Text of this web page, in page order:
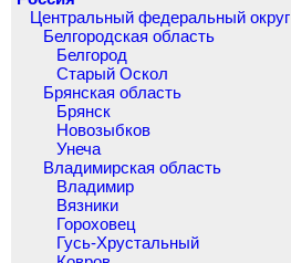
Центральный федеральный округ
Белгородская область
Белгород
Старый Оскол
Брянская область
Брянск
Новозыбков
Унеча
Владимирская область
Владимир
Вязники
Гороховец
Гусь-Хрустальный